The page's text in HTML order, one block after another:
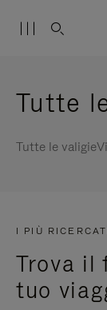
Tutte
Tutte le valigie
I PIÙ
Trova il
tuo